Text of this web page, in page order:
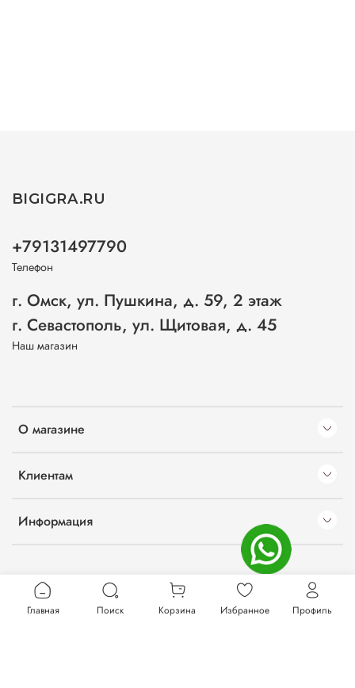
О магазине
Клиентам
Информация
BIGIGRA.RU
+79131497790
Телефон
г. Омск, ул. Пушкина, д. 59, 2 этаж
г. Севастополь, ул. Щитовая, д. 45
Наш магазин
Главная Поиск Корзина Избранное Профиль